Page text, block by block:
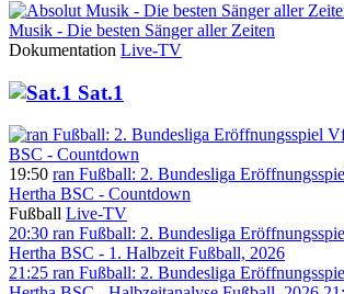
Musik - Die besten Sänger aller Zeiten
Dokumentation Live-TV
Sat.1
19:50 ran Fußball: 2. Bundesliga
Hertha BSC - Countdown
Fußball Live-TV
20:30 ran Fußball: 2. Bundesliga
Hertha BSC - 1. Halbzeit Fußball, 2026
21:25 ran Fußball: 2. Bundesliga